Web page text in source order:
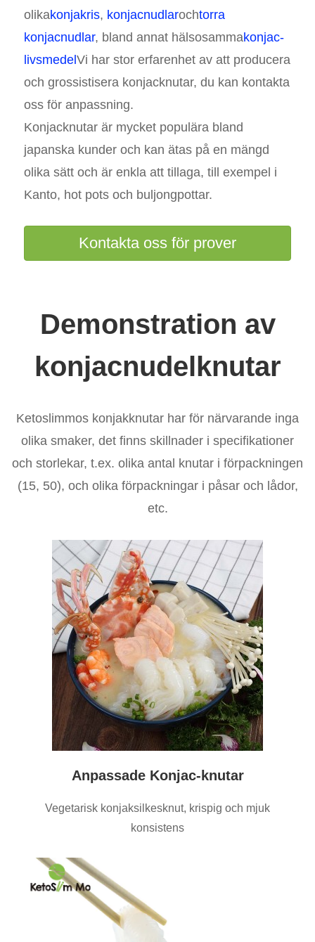
olikakonjakris, konjacnudlarochtorra
konjacnudlar, bland annat hälsosammakonjac-
livsmedelVi har stor erfarenhet av att producera
och grossistisera konjacknutar, du kan kontakta
oss för anpassning.
Konjacknutar är mycket populära bland
japanska kunder och kan ätas på en mängd
olika sätt och är enkla att tillaga, till exempel i
Kanto, hot pots och buljongpottar.
Kontakta oss för prover
Demonstration av
konjacnudelknutar
Ketoslimmos konjakknutar har för närvarande inga
olika smaker, det finns skillnader i specifikationer
och storlekar, t.ex. olika antal knutar i förpackningen
(15, 50), och olika förpackningar i påsar och lådor,
etc.
Anpassade Konjac-knutar
Vegetarisk konjaksilkesknut, krispig och mjuk
konsistens